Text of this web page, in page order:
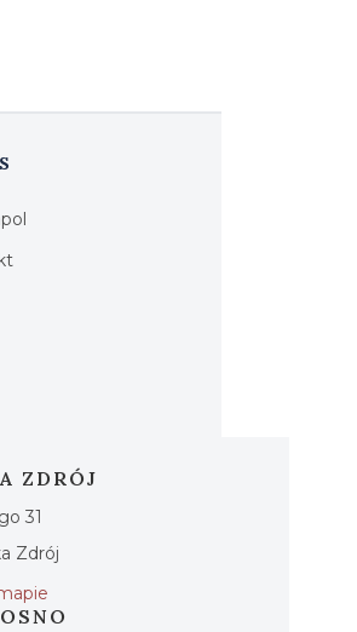
ZDRÓJ
31
Zdrój